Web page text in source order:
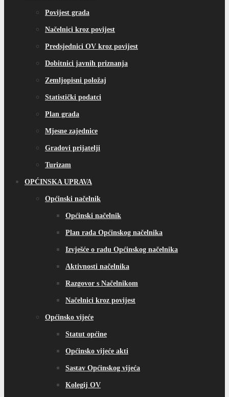
Povijest grada
Načelnici kroz povijest
Predsjednici OV kroz povijest
Dobitnici javnih priznanja
Zemljopisni položaj
Statistički podatci
Plan grada
Mjesne zajednice
Gradovi prijatelji
Turizam
OPĆINSKA UPRAVA
Općinski načelnik
Općinski načelnik
Plan rada Općinskog načelnika
Izvješće o radu Općinskog načelnika
Aktivnosti načelnika
Razgovor s Načelnikom
Načelnici kroz povijest
Općinsko vijeće
Statut općine
Općinsko vijeće akti
Sastav Općinskog vijeća
Kolegij OV